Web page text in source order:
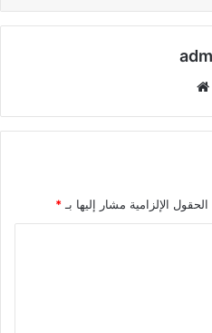
الحقول الإلزامية مشار إليها بـ *